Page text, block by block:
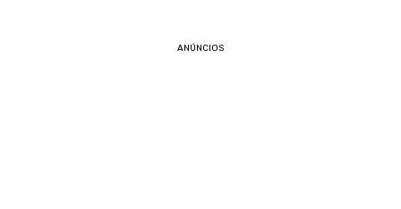
ANÚNCIOS